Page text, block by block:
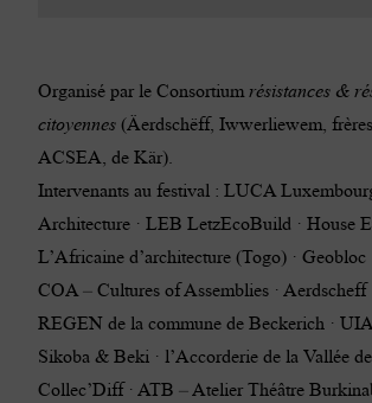
Organisé par le Consortiumrésistances &
citoyennes(Äerdschëff, Iwwerliewem,
ACSEA, de Kär).
Intervenants au festival : LUCA
Architecture · LEB LetzEcoBuild · House
L’Africaine d’architecture (Togo) · Geobloc
COA – Cultures of Assemblies · Aerdscheff
REGEN de la commune de Beckerich ·
Sikoba & Beki · l’Accorderie de la Vallée
Collec’Diff · ATB – Atelier Théâtre